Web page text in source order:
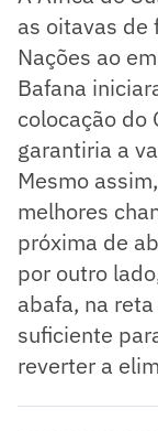
as oitavas de
Nações ao
Bafana
colocação do
garantiria a
Mesmo
melhores
próxima de
por outro
abafa, na
suficiente
reverter a